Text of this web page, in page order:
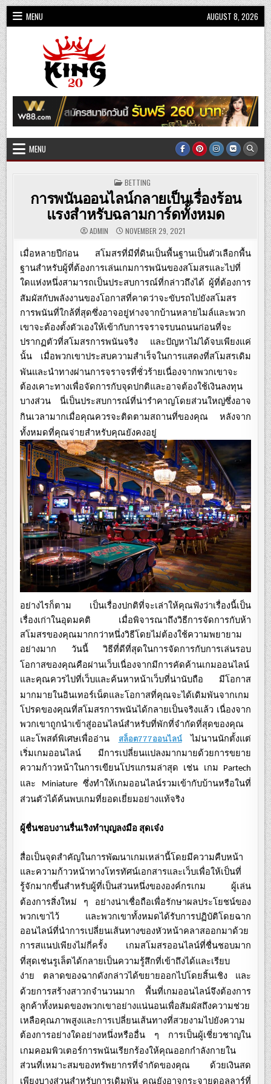
Skip
to
content
MENU AUGUST 8, 2026
King20
MENU
POSTED
IN
BETTING
การพนันออนไลน์กลายเป็นเรื่องร้อน
แรงสำหรับฉลามการ์ดทั้งหมด
ADMIN NOVEMBER 29, 2021
เมื่อหลายปีก่อน
สโมสรที่มีที่ดินเป็นพื้นฐานเป็นตัวเลือกพื้น
ฐานสำหรับผู้ที่ต้องการเล่นเกมการพนันของสโมสรและไปที่
ใดแห่งหนึ่งสามารถเป็นประสบการณ์ที่กล่าวถึงได้ ผู้ที่ต้องการ
สัมผัสกับพลังงานของโอกาสที่คาดว่าจะขับรถไปยังสโมสร
การพนันที่ใกล้ที่สุดซึ่งอาจอยู่ห่างจากบ้านหลายไมล์และพวก
เขาจะต้องตั้งตัวเองให้เข้ากับการจราจรบนถนนก่อนที่จะ
ปรากฏตัวที่สโมสรการพนันจริง
และปัญหาไม่ได้จบเพียงแค่
นั้น
เมื่อพวกเขาประสบความสำเร็จในการแสดงที่สโมสรเดิม
พันและนำทางผ่านการจราจรที่ชั่วร้ายเนื่องจากพวกเขาจะ
ต้องเคาะทางเพื่อจัดการกับจุดปกติและอาจต้องใช้เงินลงทุน
บางส่วน
นี่เป็นประสบการณ์ที่น่ารำคาญโดยส่วนใหญ่ซึ่งอาจ
กินเวลามากเมื่อคุณควรจะติดตามสถานที่ของคุณ
หลังจาก
ทั้งหมดที่คุณจ่ายสำหรับคุณยังคงอยู่
อย่างไรก็ตาม
เป็นเรื่องปกติที่จะเล่าให้คุณฟังว่าเรื่องนี้เป็น
เรื่องเก่าในอุดมคติ
เมื่อพิจารณาถึงวิธีการจัดการกับห้า
สโมสรของคุณมากกว่าหนึ่งวิธีโดยไม่ต้องใช้ความพยายาม
อย่างมาก
วันนี้
วิธีที่ดีที่สุดในการจัดการกับการเล่นรอบ
โอกาสของคุณคือผ่านเว็บเนื่องจากมีการคัดค้านเกมออนไลน์
และคุณควรไปที่เว็บและค้นหาหน้าเว็บที่น่านับถือ
มีโอกาส
มากมายในอินเทอร์เน็ตและโอกาสที่คุณจะได้เดิมพันจากเกม
โปรดของคุณที่สโมสรการพนันได้กลายเป็นจริงแล้ว เนื่องจาก
พวกเขาถูกนำเข้าสู่ออนไลน์สำหรับที่พักที่จำกัดที่สุดของคุณ
และโพสต์พิเศษเพื่ออ่าน
สล็อต777ออนไลน์
ไม่นานนักตั้งแต่
เริ่มเกมออนไลน์
มีการเปลี่ยนแปลงมากมายด้วยการขยาย
ความก้าวหน้าในการเขียนโปรแกรมล่าสุด
เช่น เกม Partech
และ Miniature ซึ่งทำให้เกมออนไลน์รวมเข้ากับบ้านหรือในที่
ส่วนตัวได้ค้นพบเกมที่ยอดเยี่ยมอย่างแท้จริง
ผู้ชื่นชอบงานรื่นเริงทำบุญลงมือ สุดเจ๋ง
สื่อเป็นจุดสำคัญในการพัฒนาเกมเหล่านี้โดยมีความคืบหน้า
และความก้าวหน้าทางโทรทัศน์เอกสารและเว็บเพื่อให้เป็นที่
รู้จักมากขึ้นสำหรับผู้ที่เป็นส่วนหนึ่งขององค์กรเกม
ผู้เล่น
ต้องการสิ่งใหม่
ๆ
อย่างน่าเชื่อถือเพื่อรักษาผลประโยชน์ของ
พวกเขาไว้
และพวกเขาทั้งหมดได้รับการปฏิบัติโดยฉาก
ออนไลน์ที่นำการเปลี่ยนเส้นทางของหัวหน้าคลาสออกมาด้วย
การสแนปเพียงไม่กี่ครั้ง
เกมสโมสรออนไลน์ที่ชื่นชอบมาก
ที่สุดเช่นรูเล็ตได้กลายเป็นความรู้สึกที่เข้าถึงได้และเรียบ
ง่าย
ตลาดของฉากดังกล่าวได้ขยายออกไปโดยสิ้นเชิง
และ
ด้วยการสร้างสาวกจำนวนมาก
พื้นที่เกมออนไลน์จึงต้องการ
ลูกค้าทั้งหมดของพวกเขาอย่างแน่นอนเพื่อสัมผัสถึงความช่วย
เหลือคุณภาพสูงและการเปลี่ยนเส้นทางที่สวยงามไปยังความ
ต้องการอย่างใดอย่างหนึ่งหรืออื่น
ๆ
การเป็นผู้เชี่ยวชาญใน
เกมคอมพิวเตอร์การพนันเรียกร้องให้คุณออกกำลังกายใน
ส่วนที่เหมาะสมของทรัพยากรที่จำกัดของคุณ
ด้วยเงินสด
เพียงบางส่วนสำหรับการเดิมพัน คุณยังอาจกระจายดอลลาร์ที่